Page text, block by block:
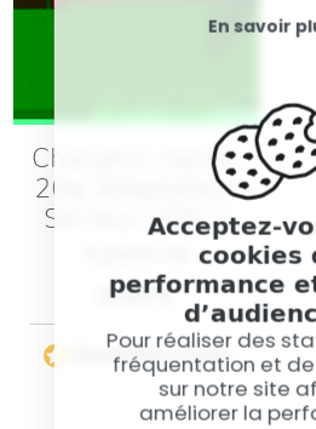
En savoir
Acceptez-
cookies
performance
Pour réaliser des
fréquentation et
sur notre site
améliorer la
Chargeur rapide
20w Adaptateur
Secteur USB-C
24,99 €
Garantie 1 mois